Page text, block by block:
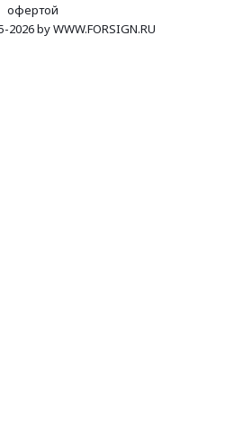
офертой
by WWW.FORSIGN.RU